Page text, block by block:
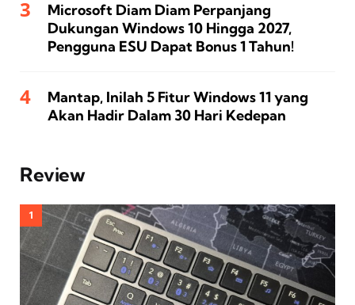
Microsoft Diam Diam Perpanjang
Dukungan Windows 10 Hingga 2027,
Pengguna ESU Dapat Bonus 1 Tahun!
Mantap, Inilah 5 Fitur Windows 11 yang
Akan Hadir Dalam 30 Hari Kedepan
Review